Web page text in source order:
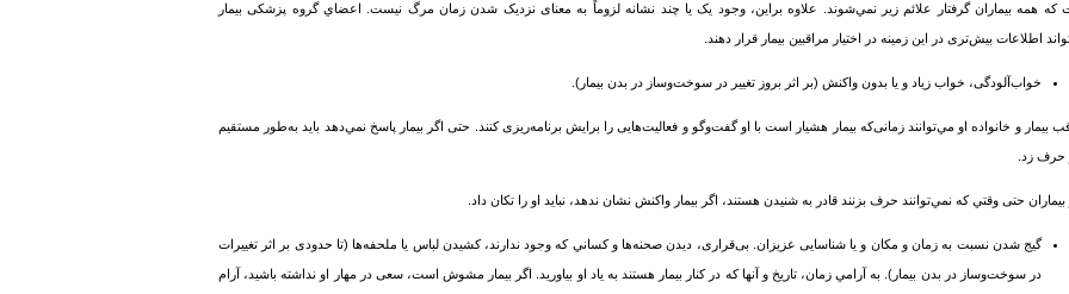
که همه بیماران گرفتار علائم زیر نمي‌شوند. علاوه براین، وجود یک یا چند نشانه لزوماً به معنای نزدیک شدن زمان مرگ نیست. اعضاي گروه پزشکی بیمار
اطلاعات بیش‌تری در این زمینه در اختیار مراقبین بیمار قرار دهند.
خواب‌آلودگی، خواب زیاد و یا بدون واکنش (بر اثر بروز تغییر در سوخت‌وساز در بدن بیمار).
بیمار و خانواده او مي‌توانند زمانی‌که بیمار هشیار است با او گفت‌وگو و فعالیت‌هایی را برایش برنامه‌ریزی كنند. حتی اگر بیمار پاسخ نمي‌دهد باید به‌طور مستقیم
حرف زد.
بیماران حتی وقتي كه نمي‌توانند حرف بزنند قادر به شنیدن هستند، اگر بیمار واکنش نشان ندهد، نباید او را تکان داد.
گیج شدن نسبت به زمان و مکان و یا شناسایی عزیزان. بی‌قراری، دیدن صحنه‌ها و كساني که وجود ندارند، کشیدن لباس یا ملحفه‌ها (تا حدودی بر اثر تغییرات
در سوخت‌وساز در بدن بیمار). به آرامي ‌زمان، تاریخ و آنها که در کنار بیمار هستند به یاد او بیاورید. اگر بیمار مشوش است، سعی در مهار او نداشته باشید، آرام